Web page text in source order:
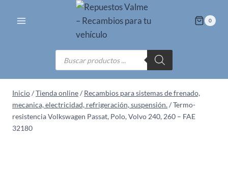
0
Búsqueda
de
productos
Inicio/Tienda online/ Recambios para sistemas de frenado,
mecanica, electricidad, refrigeración, suspensión./Termo-
resistencia Volkswagen Passat, Polo, Volvo 240, 260 – FAE
32180